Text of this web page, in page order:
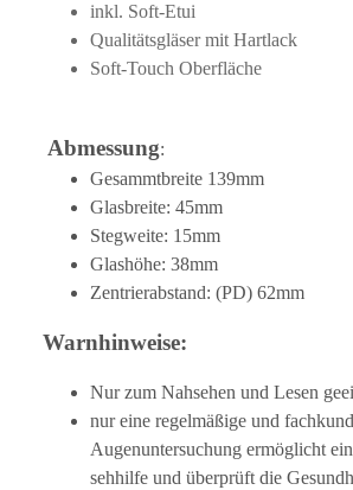
inkl. Soft-Etui
Qualitätsgläser mit Hartlack
Soft-Touch Oberfläche
Abmessung:
Gesammtbreite 139mm
Glasbreite: 45mm
Stegweite: 15mm
Glashöhe: 38mm
Zentrierabstand: (PD) 62mm
Warnhinweise:
Nur zum Nahsehen und Lesen
nur eine regelmäßige und
Augenuntersuchung ermöglicht
sehhilfe und überprüft die